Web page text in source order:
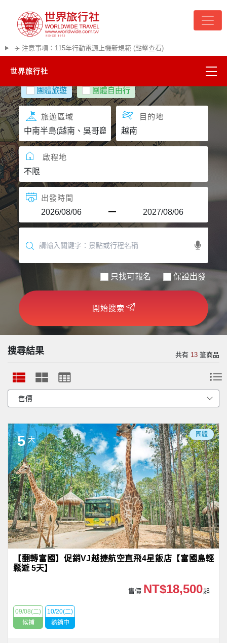
✈️ 注意事項：115年行動電源上機新規範 (點擊查看)
世界旅行社
精彩越南
熱門韓國
超夯日本
悠遊美加
遊輪河輪
世界臻旅
中東非洲
歐洲之旅
頂尖世界
二人成行
團體旅遊 團體自由行
旅遊區域 目的地
啟程地
出發時間
只找可報名 保證出發
開始搜索
搜尋結果 共有 13 筆商品
5 天
團體
【翻轉富國】促銷VJ越捷航空直飛4星飯店【富國島輕
鬆遊 5天】
售價 NT$18,500起
09/08(二)
候補
10/20(二)
熱銷中